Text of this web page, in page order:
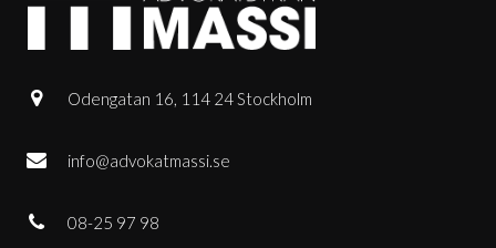
Odengatan 16, 114 24 Stockholm
info@advokatmassi.se
08-25 97 98